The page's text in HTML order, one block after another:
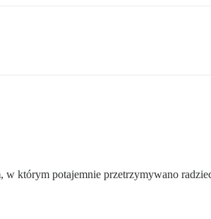
którym potajemnie przetrzymywano